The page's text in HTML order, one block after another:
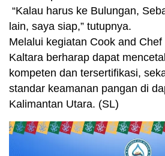
“Kalau harus ke Bulungan,
lain, saya siap,” tutupnya.
Melalui kegiatan Cook and
Kaltara berharap dapat
kompeten dan tersertifikasi,
standar keamanan pangan di
Kalimantan Utara. (SL)